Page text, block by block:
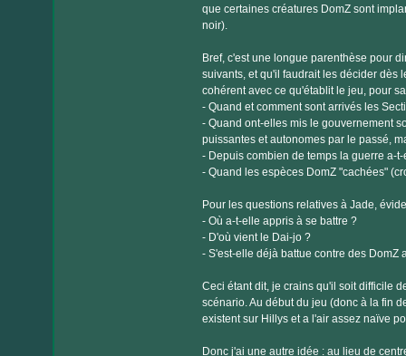
que certaines créatures DomZ sont
noir).
Bref, c'est une longue parenthèse pour
suivants, et qu'il faudrait les décider dès
cohérent avec ce qu'établit le jeu, pour
- Quand et comment sont arrivés les
- Quand ont-elles mis le gouvernement
puissantes et autonomes par le passé,
- Depuis combien de temps la guerre a-
- Quand les espèces DomZ "cachées"
Pour les questions relatives à Jade,
- Où a-t-elle appris à se battre ?
- D'où vient le Dai-jo ?
- S'est-elle déjà battue contre des DomZ
Ceci étant dit, je crains qu'il soit difficile
scénario. Au début du jeu (donc à la fin
existent sur Hillys et a l'air assez naïve
Donc j'ai une autre idée : au lieu de